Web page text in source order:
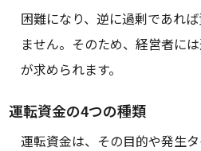
困難になり、逆に過剰であれ
ません。そのため、経営者に
が求められます。
運転資金の4つの種類
運転資金は、その目的や発生